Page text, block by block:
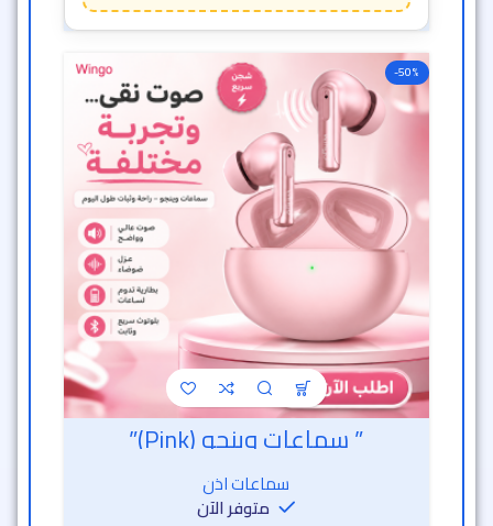
-50%
” سماعات وينجو (Pink)”
سماعات اذن
متوفر الآن